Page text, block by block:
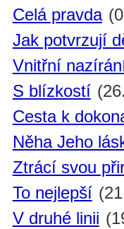
Celá pravda
Jak potvrzují
Vnitřní
S blízkostí
Cesta k
Něha Jeho
Ztrácí svou
To nejlepší
V druhé linii